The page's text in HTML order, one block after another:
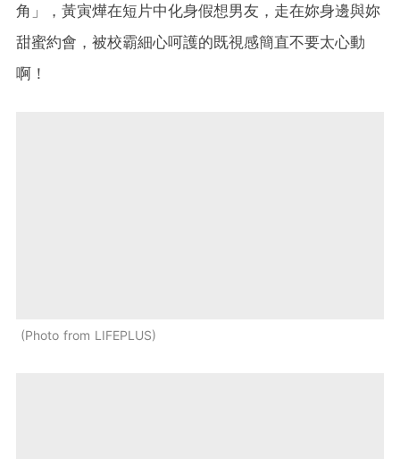
角」，黃寅燁在短片中化身假想男友，走在妳身邊與妳
甜蜜約會，被校霸細心呵護的既視感簡直不要太心動
啊！
Photo from LIFEPLUS